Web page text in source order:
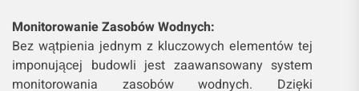
Monitorowanie Zasobów Wodnych:
Bez wątpienia jednym z kluczowych elementów tej
imponującej budowli jest zaawansowany system
monitorowania zasobów wodnych. Dzięki